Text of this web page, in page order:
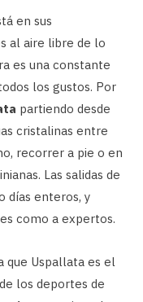
en sus
al aire libre de lo
es una constante
los gustos. Por
partiendo desde
cristalinas entre
recorrer a pie o en
Las salidas de
días enteros, y
como a expertos.
que Uspallata es el
los deportes de